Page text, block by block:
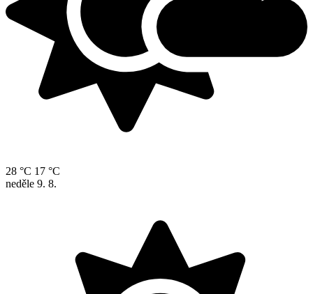
28 °C 17 °C
neděle 9. 8.